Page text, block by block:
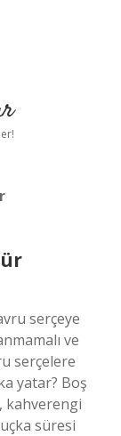
serçeye
ve
serçelere
yatar? Boş
kahverengi
süresi